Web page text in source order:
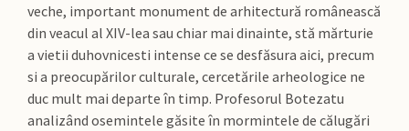
veche, important monument de arhitectură românească
din veacul al XIV-lea sau chiar mai dinainte, stă mărturie
a vietii duhovnicesti intense ce se desfăsura aici, precum
si a preocupărilor culturale, cercetările arheologice ne
duc mult mai departe în timp. Profesorul Botezatu
analizând osemintele găsite în mormintele de călugări